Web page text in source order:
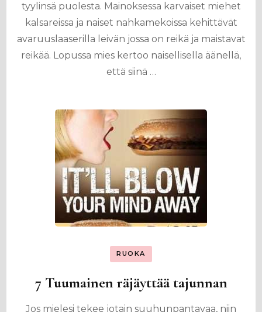
tyylinsä puolesta. Mainoksessa karvaiset miehet
kalsareissa ja naiset nahkamekoissa kehittävät
avaruuslaaserilla leivän jossa on reikä ja maistavat
reikää. Lopussa mies kertoo naisellisella äänellä,
että siinä …
RUOKA
7 Tuumainen räjäyttää tajunnan
Jos mielesi tekee jotain suuhunpantavaa, niin